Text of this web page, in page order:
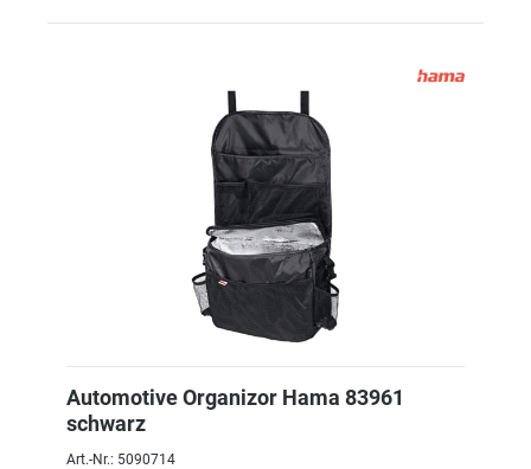
Automotive Organizor Hama 83961
schwarz
Art.-Nr.: 5090714